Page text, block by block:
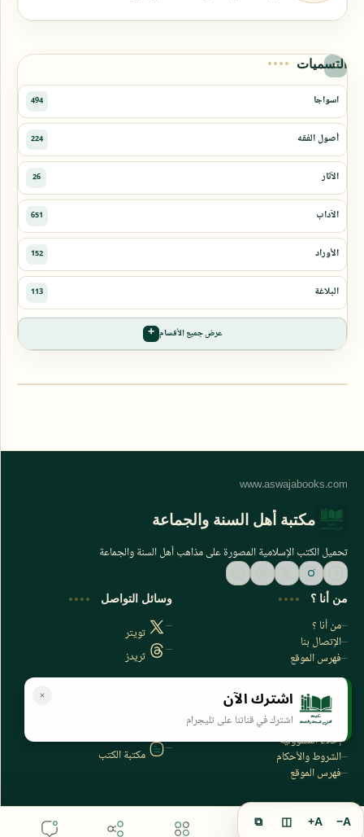
التسميات
عرض جميع الأقسام
اشترك الآن
اشترك في قناتنا على تليجرام
مكتبة أهل السنة والجماعة
تحميل الكتب الإسلامية المصورة على مذاهب أهل السنة والجماعة
من أنا ؟
من أنا ؟
الإتصال بنا
فهرس الموقع
وسائل التواصل
تويتر
ثريدز
سياسة الخصوصية
سياسة الخصوصية
إخلاء المسؤولية
الشروط والأحكام
فهرس الموقع
مكتبة الكتب
A−
A+
◫
⧉